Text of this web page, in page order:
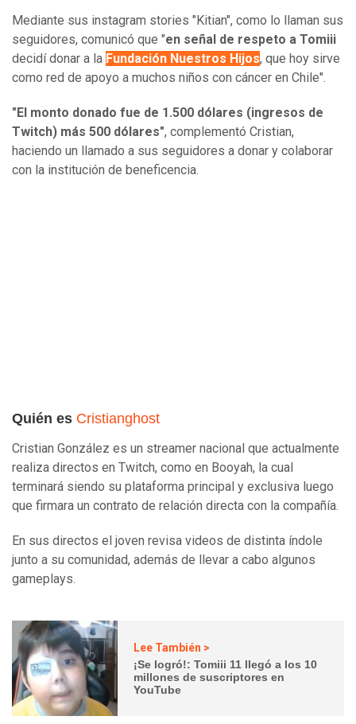
Mediante sus instagram stories "Kitian", como lo llaman sus
seguidores, comunicó que "en señal de respeto a Tomiii
decidí donar a la Fundación Nuestros Hijos, que hoy sirve
como red de apoyo a muchos niños con cáncer en Chile".
"El monto donado fue de 1.500 dólares (ingresos de
Twitch) más 500 dólares", complementó Cristian,
haciendo un llamado a sus seguidores a donar y colaborar
con la institución de beneficencia.
Quién es Cristianghost
Cristian González es un streamer nacional que actualmente
realiza directos en Twitch, como en Booyah, la cual
terminará siendo su plataforma principal y exclusiva luego
que firmara un contrato de relación directa con la compañía.
En sus directos el joven revisa videos de distinta índole
junto a su comunidad, además de llevar a cabo algunos
gameplays.
Lee También >
¡Se logró!: Tomiii 11 llegó a los 10
millones de suscriptores en
YouTube